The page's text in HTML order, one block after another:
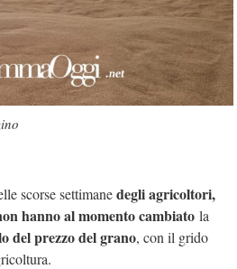
scorse settimanedegli agricoltori,
hanno al momento cambiato la
del prezzo del grano, con il grido